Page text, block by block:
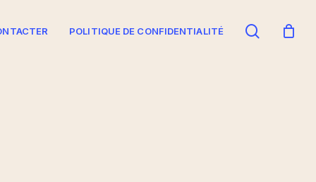
POLITIQUE DE CONFIDENTIALITÉ search